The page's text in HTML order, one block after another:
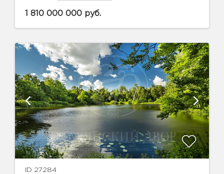
1 810 000 000 руб.
ID 27284